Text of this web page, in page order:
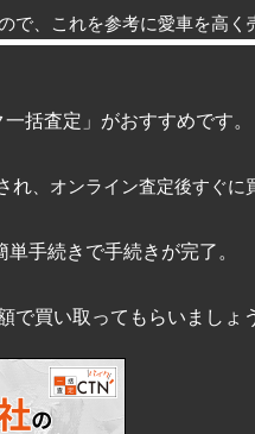
、これを参考に愛車を高く
括査定」がおすすめです。
れ、オンライン査定後すぐに
手続きで手続きが完了。
で買い取ってもらいましょ